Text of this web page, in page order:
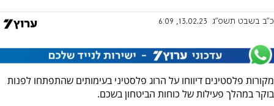
כ"ב בשבט תשפ"ג 13.02.23, 6:09
מקורות פלסטינים דיווחו על הרוג פלסטיני בעימותים שהתפתחו לפנות
בוקר במהלך פעילות של כוחות הביטחון בשכם.